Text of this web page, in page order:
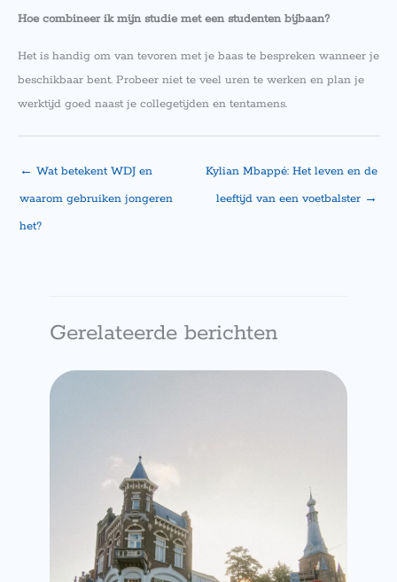
Hoe combineer ik mijn studie met een studenten bijbaan?
Het is handig om van tevoren met je baas te bespreken wanneer je
beschikbaar bent. Probeer niet te veel uren te werken en plan je
werktijd goed naast je collegetijden en tentamens.
← Wat betekent WDJ en
waarom gebruiken jongeren
het?
Kylian Mbappé: Het leven en de
leeftijd van een voetbalster →
Gerelateerde berichten